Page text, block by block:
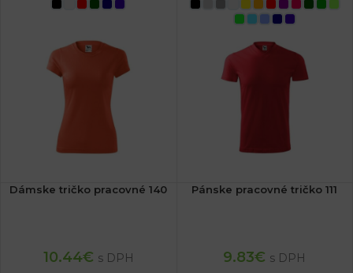
Dámske tričko pracovné 140
10.44€ s DPH
Pánske pracovné tričko 111
9.83€ s DPH